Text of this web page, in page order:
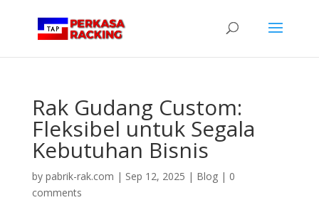
Rak Gudang Custom:
Fleksibel untuk Segala
Kebutuhan Bisnis
by pabrik-rak.com | Sep 12, 2025 | Blog| 0
comments